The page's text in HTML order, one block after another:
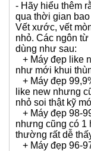
- Hãy hiểu thêm
qua thời gian
Vết xước, vết
nhỏ. Các ngôn
dùng như sau:
+ Máy đẹp like
như mới khui
+ Máy đẹp
like new nhưng
nhỏ soi thật kỹ
+ Máy đẹp 98-
nhưng cũng có 1
thường rất dễ
+ Máy đẹp 96-